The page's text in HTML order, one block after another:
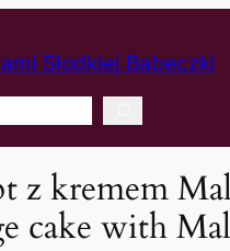
Słodkiej Babeczki
z kremem
cake with